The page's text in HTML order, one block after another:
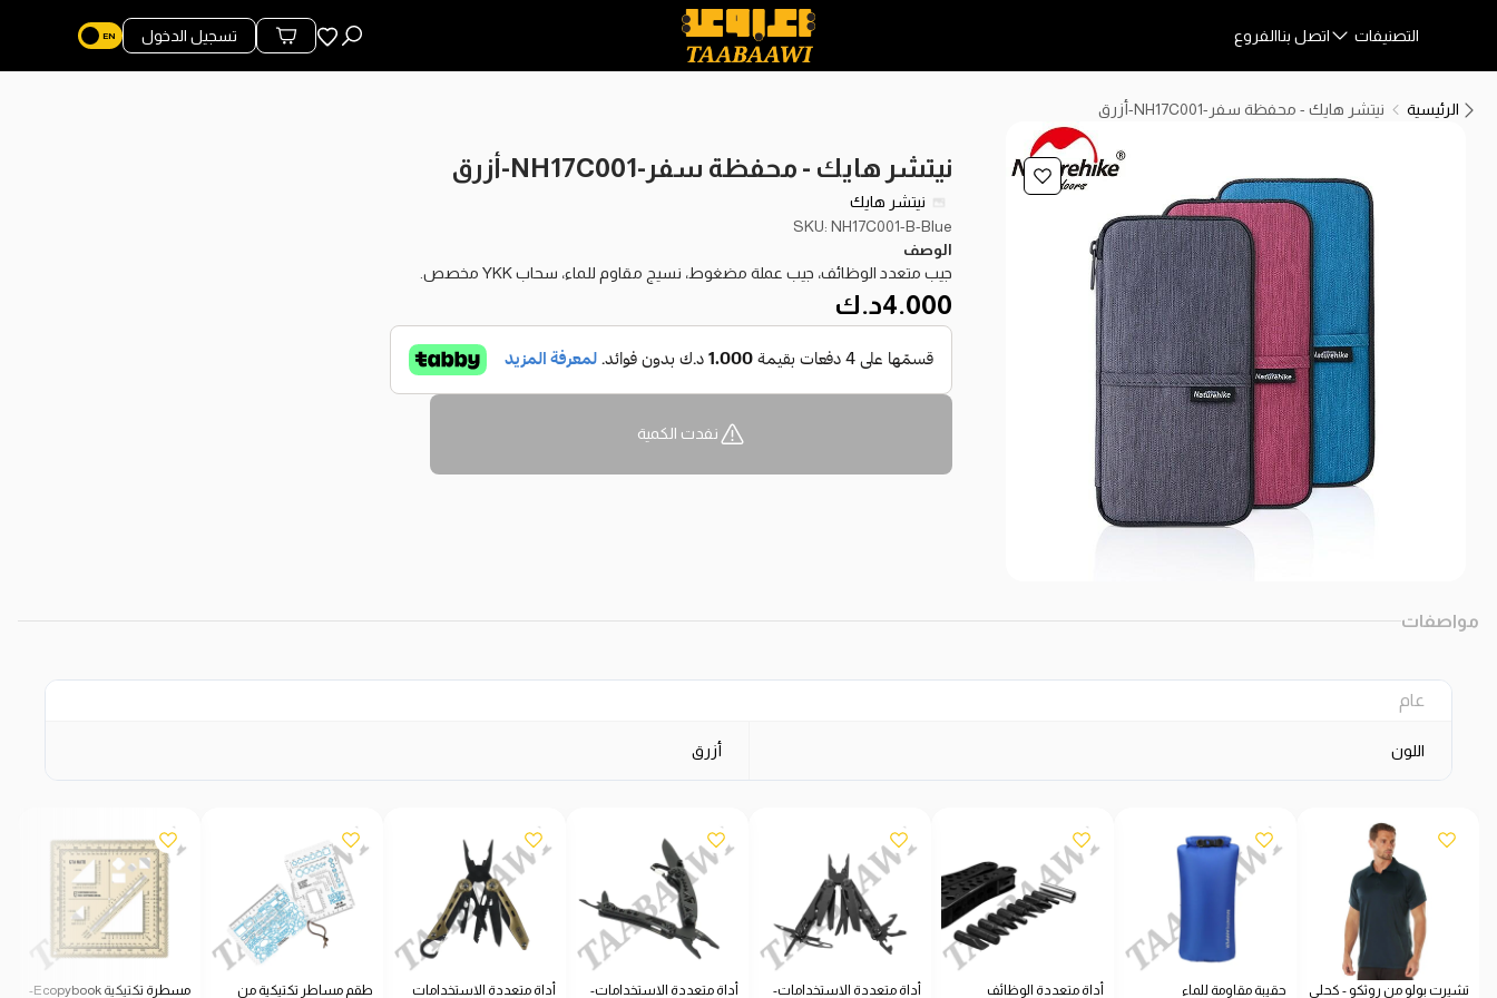
التصنيفات اتصل بناالفروع المفضلة
محتويات السلة
تسجيل الدخول
الرئيسية نيتشر هايك - محفظة سفر-NH17C001-أزرق
نيتشر هايك - محفظة سفر-NH17C001-أزرق
نيتشر هايك
SKU: NH17C001-B-Blue
الوصف
جيب متعدد الوظائف، جيب عملة مضغوط، نسيج مقاوم للماء، سحاب YKK مخصص.
4.000د.ك
نفدت الكمية
مواصفات
عام
اللون أزرق
تشيرت بولو من روثكو - كحلي حقيبة مقاومة للماء أداة متعددة الوظائف
أداة متعددة الاستخدامات-
أداة متعددة الاستخدامات-
أداة متعددة الاستخدامات
طقم مساطر تكتيكية من
مسطرة تكتيكية Ecopybook-